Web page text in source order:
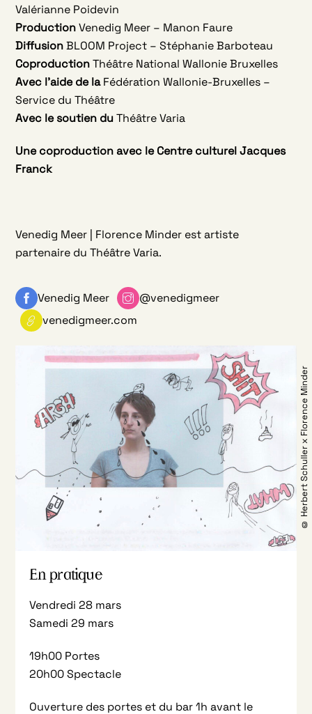
Valérianne Poidevin
ProductionVenedig Meer – Manon Faure
DiffusionBLOOM Project – Stéphanie Barboteau
CoproductionThéâtre National Wallonie Bruxelles
Avec l’aide de laFédération Wallonie-Bruxelles –
Service du Théâtre
Avec le soutien duThéâtre Varia
Une coproduction avec le Centre culturel Jacques
Franck
Venedig Meer | Florence Minder est artiste
partenaire du Théâtre Varia.
Venedig Meer
@venedigmeer
venedigmeer.com
© Herbert Schuller x Florence Minder
En pratique
Vendredi 28 mars
Samedi 29 mars
19h00 Portes
20h00 Spectacle
Ouverture des portes et du bar 1h avant le